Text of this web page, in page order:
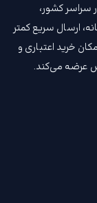
سراسر کشور،
ارسال سریع کمتر
خرید اعتباری و
عرضه می‌کند.